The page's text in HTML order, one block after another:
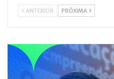
ANTERIOR PRÓXIMA